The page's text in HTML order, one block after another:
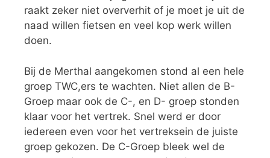
raakt zeker niet oververhit of je moet je uit de
naad willen fietsen en veel kop werk willen
doen.
Bij de Merthal aangekomen stond al een hele
groep TWC,ers te wachten. Niet allen de B-
Groep maar ook de C-, en D- groep stonden
klaar voor het vertrek. Snel werd er door
iedereen even voor het vertreksein de juiste
groep gekozen. De C-Groep bleek wel de